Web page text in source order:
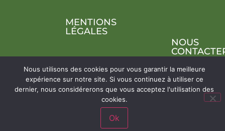
MENTIONS
LÉGALES
NOUS
Nous utilisons des cookies pour vous garantir la meilleure
expérience sur notre site. Si vous continuez à utiliser ce
dernier, nous considérerons que vous acceptez l'utilisation des
cookies.
Ok